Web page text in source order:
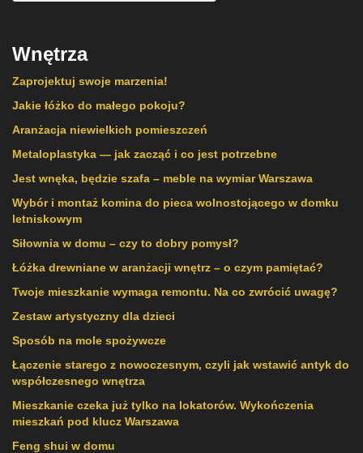
Wnętrza
Zaprojektuj swoje marzenia!
Jakie łóżko do małego pokoju?
Aranżacja niewielkich pomieszczeń
Metaloplastyka — jak zacząć i co jest potrzebne
Jest wnęka, będzie szafa – meble na wymiar Warszawa
Wybór i montaż komina do pieca wolnostojącego w domku
letniskowym
Siłownia w domu – czy to dobry pomysł?
Łóżka drewniane w aranżacji wnętrz – o czym pamiętać?
Twoje mieszkanie wymaga remontu. Na co zwrócić uwagę?
Zestaw artystyczny dla dzieci
Sposób na mole spożywcze
Łączenie starego z nowoczesnym, czyli jak wstawić antyk do
współczesnego wnętrza
Mieszkanie czeka już tylko na lokatorów. Wykończenia
mieszkań pod klucz Warszawa
Feng shui w domu